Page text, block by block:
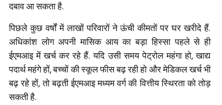
दबाव आ सकता है.
पिछले कुछ वर्षों में लाखों परिवारों ने ऊंची कीमतों पर घर खरीदे हैं.
अधिकांश लोग अपनी मासिक आय का बड़ा हिस्सा पहले से ही
ईएमआइ में खर्च कर रहे हैं. यदि उसी समय पेट्रोल महंगा हो, खाद्य
पदार्थ महंगे हों, बच्चों की स्कूल फीस बढ़ रही हो और मेडिकल खर्च भी
बढ़ रहे हों, तो बढ़ती ईएमआइ मध्यम वर्ग की वित्तीय स्थिरता को तोड़
सकती है.